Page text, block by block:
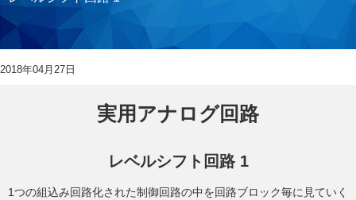
2018年04月27日
実用アナログ回路
レベルシフト回路 1
1つの組込み回路化された制御回路の中を回路ブロック毎に見ていく